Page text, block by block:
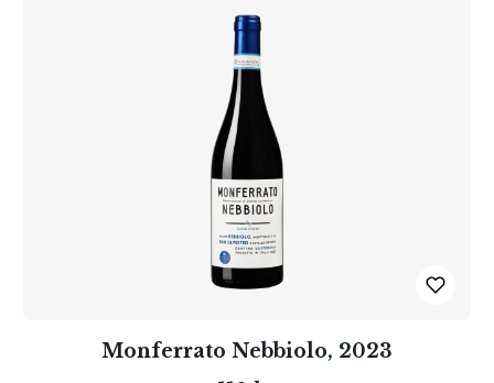
Monferrato Nebbiolo, 2023